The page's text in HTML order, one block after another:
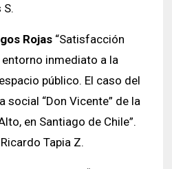
Rojas “Satisfacción
inmediato a la
público. El caso del
social “Don Vicente” de la
en Santiago de Chile”.
Tapia Z.